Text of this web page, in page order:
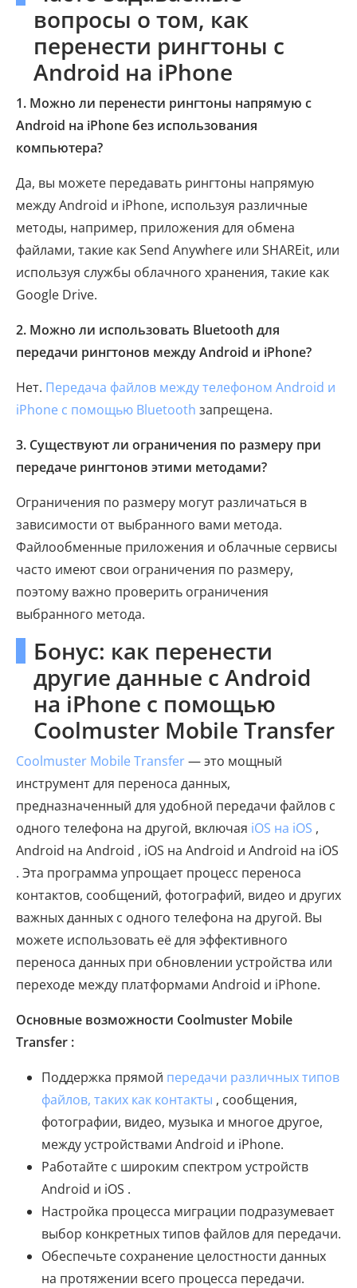
вопросы о том, как
перенести рингтоны с
Android на iPhone
1. Можно ли перенести рингтоны напрямую с
Android на iPhone без использования
компьютера?
Да, вы можете передавать рингтоны напрямую
между Android и iPhone, используя различные
методы, например, приложения для обмена
файлами, такие как Send Anywhere или SHAREit, или
используя службы облачного хранения, такие как
Google Drive.
2. Можно ли использовать Bluetooth для
передачи рингтонов между Android и iPhone?
Нет. Передача файлов между телефоном Android и
iPhone с помощью Bluetooth запрещена.
3. Существуют ли ограничения по размеру при
передаче рингтонов этими методами?
Ограничения по размеру могут различаться в
зависимости от выбранного вами метода.
Файлообменные приложения и облачные сервисы
часто имеют свои ограничения по размеру,
поэтому важно проверить ограничения
выбранного метода.
Бонус: как перенести
другие данные с Android
на iPhone с помощью
Coolmuster Mobile Transfer
Coolmuster Mobile Transfer— это мощный
инструмент для переноса данных,
предназначенный для удобной передачи файлов с
одного телефона на другой, включая iOS на iOS ,
Android на Android , iOS на Android и Android на iOS
. Эта программа упрощает процесс переноса
контактов, сообщений, фотографий, видео и других
важных данных с одного телефона на другой. Вы
можете использовать её для эффективного
переноса данных при обновлении устройства или
переходе между платформами Android и iPhone.
Основные возможности Coolmuster Mobile
Transfer :
Поддержка прямой передачи различных типов
файлов, таких как контакты , сообщения,
фотографии, видео, музыка и многое другое,
между устройствами Android и iPhone.
Работайте с широким спектром устройств
Android и iOS .
Настройка процесса миграции подразумевает
выбор конкретных типов файлов для передачи.
Обеспечьте сохранение целостности данных
на протяжении всего процесса передачи.